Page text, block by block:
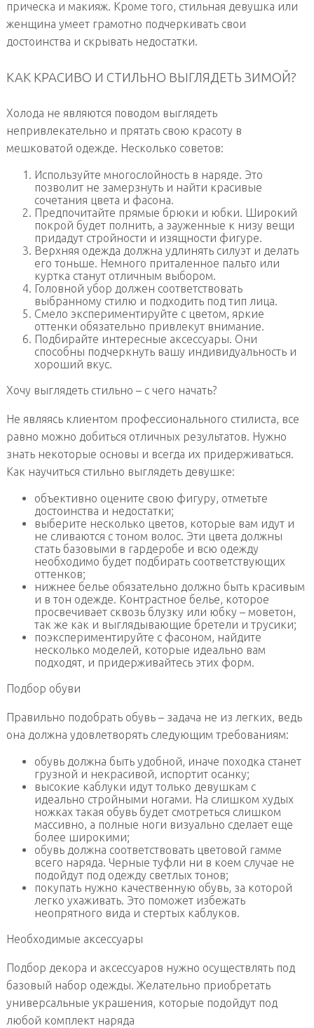
прическа и макияж. Кроме того, стильная девушка или
женщина умеет грамотно подчеркивать свои
достоинства и скрывать недостатки.
КАК КРАСИВО И СТИЛЬНО ВЫГЛЯДЕТЬ ЗИМОЙ?
Холода не являются поводом выглядеть
непривлекательно и прятать свою красоту в
мешковатой одежде. Несколько советов:
Используйте многослойность в наряде. Это
позволит не замерзнуть и найти красивые
сочетания цвета и фасона.
Предпочитайте прямые брюки и юбки. Широкий
покрой будет полнить, а зауженные к низу вещи
придадут стройности и изящности фигуре.
Верхняя одежда должна удлинять силуэт и делать
его тоньше. Немного приталенное пальто или
куртка станут отличным выбором.
Головной убор должен соответствовать
выбранному стилю и подходить под тип лица.
Смело экспериментируйте с цветом, яркие
оттенки обязательно привлекут внимание.
Подбирайте интересные аксессуары. Они
способны подчеркнуть вашу индивидуальность и
хороший вкус.
Хочу выглядеть стильно – с чего начать?
Не являясь клиентом профессионального стилиста, все
равно можно добиться отличных результатов. Нужно
знать некоторые основы и всегда их придерживаться.
Как научиться стильно выглядеть девушке:
объективно оцените свою фигуру, отметьте
достоинства и недостатки;
выберите несколько цветов, которые вам идут и
не сливаются с тоном волос. Эти цвета должны
стать базовыми в гардеробе и всю одежду
необходимо будет подбирать соответствующих
оттенков;
нижнее белье обязательно должно быть красивым
и в тон одежде. Контрастное белье, которое
просвечивает сквозь блузку или юбку – моветон,
так же как и выглядывающие бретели и трусики;
поэкспериментируйте с фасоном, найдите
несколько моделей, которые идеально вам
подходят, и придерживайтесь этих форм.
Подбор обуви
Правильно подобрать обувь – задача не из легких, ведь
она должна удовлетворять следующим требованиям:
обувь должна быть удобной, иначе походка станет
грузной и некрасивой, испортит осанку;
высокие каблуки идут только девушкам с
идеально стройными ногами. На слишком худых
ножках такая обувь будет смотреться слишком
массивно, а полные ноги визуально сделает еще
более широкими;
обувь должна соответствовать цветовой гамме
всего наряда. Черные туфли ни в коем случае не
подойдут под одежду светлых тонов;
покупать нужно качественную обувь, за которой
легко ухаживать. Это поможет избежать
неопрятного вида и стертых каблуков.
Необходимые аксессуары
Подбор декора и аксессуаров нужно осуществлять под
базовый набор одежды. Желательно приобретать
универсальные украшения, которые подойдут под
любой комплект наряда